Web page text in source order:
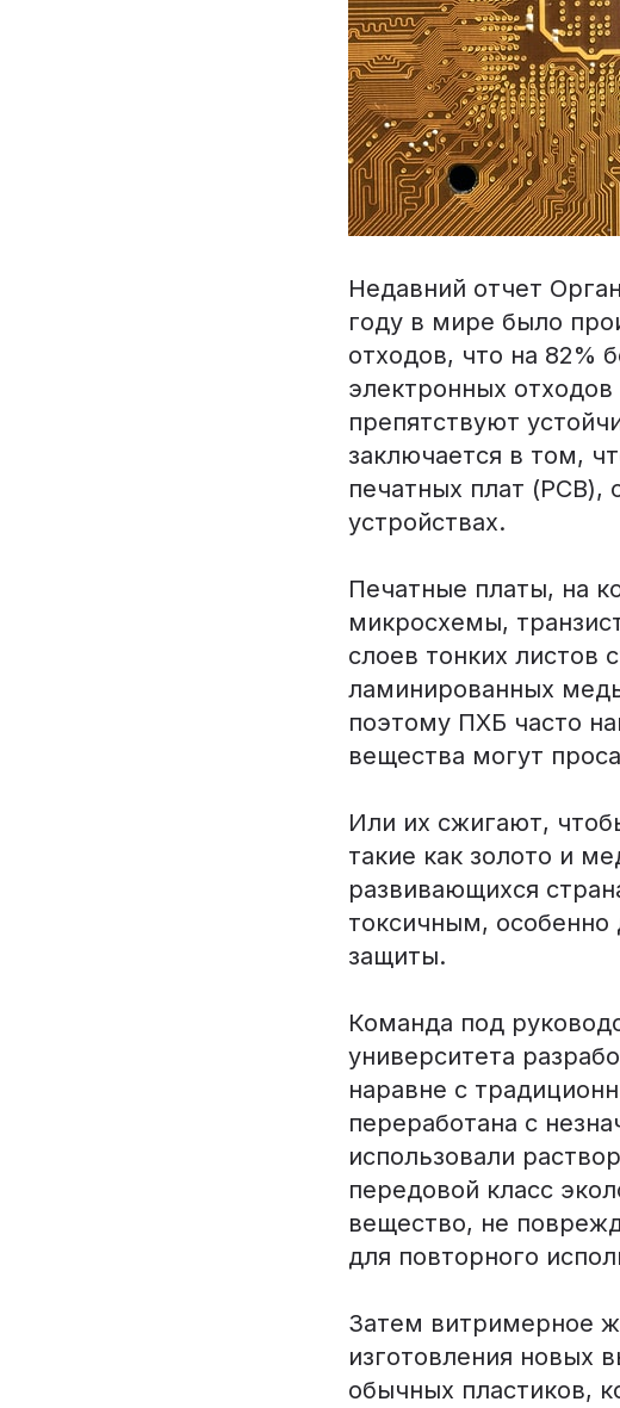
Недавний отчет
году в мире было
отходов, что на 82%
электронных
препятствуют
заключается в том,
печатных плат
устройствах.
Печатные платы, на
микросхемы,
слоев тонких листов
ламинированных
поэтому ПХБ часто
вещества могут
Или их сжигают,
такие как золото и
развивающихся
токсичным, особенно
защиты.
Команда под
университета
наравне с
переработана с
использовали
передовой класс
вещество, не
для повторного
Затем витримерное
изготовления новых
обычных пластиков,